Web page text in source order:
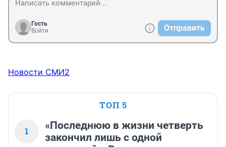
Гость
Войти
Отправить
Новости СМИ2
ТОП 5
1
«Последнюю в жизни четверть
закончил лишь с одной